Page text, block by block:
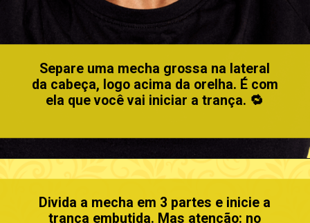
Separe uma mecha grossa na lateral
da cabeça, logo acima da orelha. É com
ela que você vai iniciar a trança. 🔁
Divida a mecha em 3 partes e inicie a
trança embutida. Mas atenção: no